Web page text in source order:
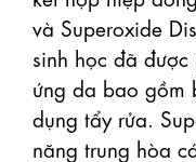
và Superoxide
sinh học đã
ứng da bao gồm
dụng tẩy rửa.
năng trung hòa